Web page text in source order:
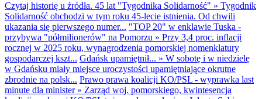
Czytaj historię u źródła. 45 lat "Tygodnika Solidarność" » Tygodnik
Solidarność obchodzi w tym roku 45-lecie istnienia. Od chwili
ukazania się pierwszego numer... "TOP 20" w enklawie Tuska -
przybywa "półmilionerów" na Pomorzu » Przy 3,4 proc. inflacji
rocznej w 2025 roku, wynagrodzenia pomorskiej nomenklatury
gospodarczej kszt... Gdańsk upamiętnił... » W sobotę i w niedzielę
w Gdańsku miały miejsce uroczystości upamiętniające okrutne
zbrodnie na polsk... Prawo prawa koalicji KO/PSL - wyprawka last
minute dla minister» Zarząd woj. pomorskiego, kwintesencja